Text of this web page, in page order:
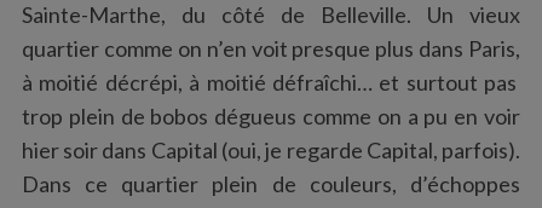
Sainte-Marthe, du côté de Belleville. Un vieux
quartier comme on n’en voit presque plus dans Paris,
à moitié décrépi, à moitié défraîchi… et surtout pas
trop plein de bobos dégueus comme on a pu en voir
hier soir dans Capital (oui, je regarde Capital, parfois).
Dans ce quartier plein de couleurs, d’échoppes